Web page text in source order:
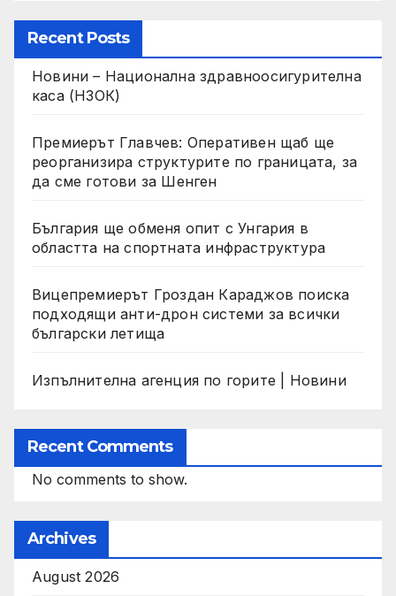
Recent Posts
Новини – Национална здравноосигурителна
каса (НЗОК)
Премиерът Главчев: Оперативен щаб ще
реорганизира структурите по границата, за
да сме готови за Шенген
България ще обменя опит с Унгария в
областта на спортната инфраструктура
Вицепремиерът Гроздан Караджов поиска
подходящи анти-дрон системи за всички
български летища
Изпълнителна агенция по горите | Новини
Recent Comments
No comments to show.
Archives
August 2026